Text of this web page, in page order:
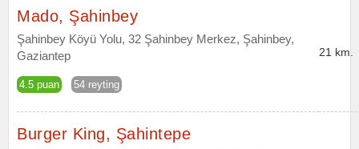
Mado, Şahinbey
Şahinbey Köyü Yolu, 32 Şahinbey Merkez, Şahinbey,
Gaziantep
4.5 puan 54 reyting
21 km.
Burger King, Şahintepe